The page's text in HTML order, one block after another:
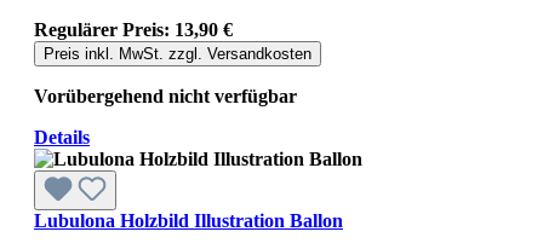
Regulärer Preis: 13,90 €
Preis inkl. MwSt. zzgl. Versandkosten
Vorübergehend nicht verfügbar
Details
Lubulona Holzbild Illustration Ballon